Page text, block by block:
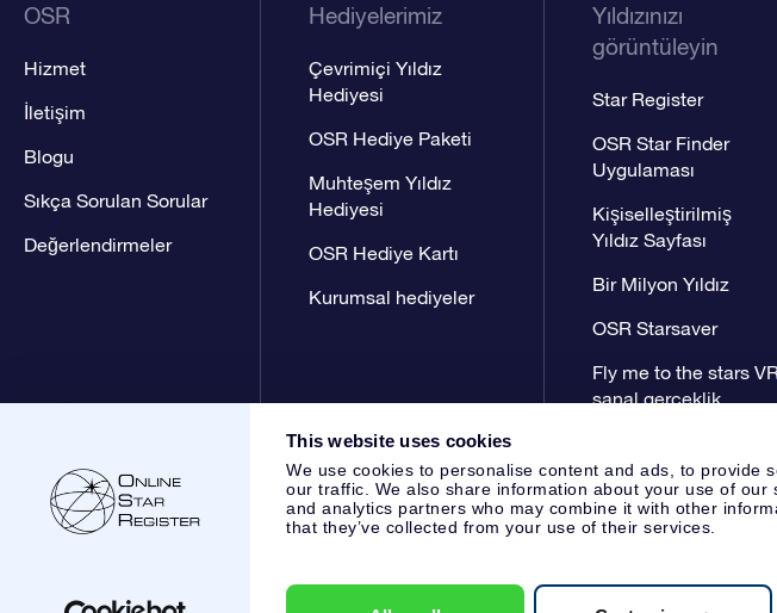
This website uses cookies
We use cookies to personalise content and ads, to provide
our traffic. We also share information about your use of our
and analytics partners who may combine it with other
that they’ve collected from your use of their services.
OSR
Hizmet
İletişim
Blogu
Sıkça Sorulan Sorular
Değerlendirmeler
Hediyelerimiz
Çevrimiçi Yıldız
Hediyesi
OSR Hediye Paketi
Muhteşem Yıldız
Hediyesi
OSR Hediye Kartı
Kurumsal hediyeler
Yıldızınızı
görüntüleyin
Star Register
OSR Star Finder
Uygulaması
Kişiselleştirilmiş
Yıldız Sayfası
Bir Milyon Yıldız
OSR Starsaver
Fly me to the stars VR
sanal gerçeklik